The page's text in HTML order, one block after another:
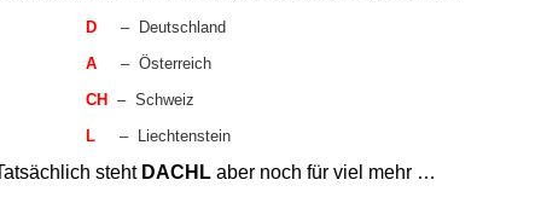
D – Deutschland
A – Österreich
CH
– Schweiz
L – Liechtenstein
steht DACHL aber noch für viel mehr …